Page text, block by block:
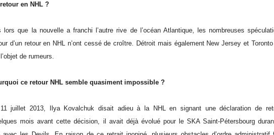
en NHL ?
lors que la nouvelle a franchi l’autre rive de l’océan Atlantique, les nombreuses
d’un retour en NHL n’ont cessé de croître. Détroit mais également New Jersey et
de rumeurs.
ce retour NHL semble quasiment impossible ?
juillet 2013, Ilya Kovalchuk disait adieu à la NHL en signant une déclaration de
mois avant cette décision, il avait déjà évolué pour le SKA Saint-Pétersbourg